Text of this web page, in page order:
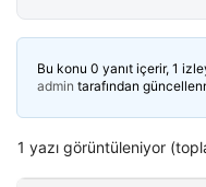
Bu konu 0 yanıt içerir, 1
admin tarafından
1 yazı görüntüleniyor